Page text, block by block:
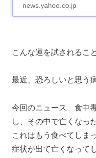
news.yahoo.co.jp
こんな運を試されるこ
最近、恐ろしいと思う
今回のニュース 食中
し、その中で亡くなっ
これはもう食べてしま
症状が出て亡くなって